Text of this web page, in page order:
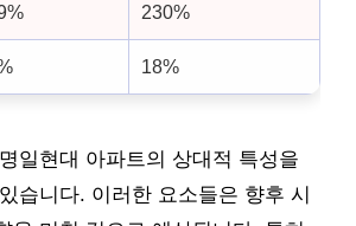
230%
18%
일현대 아파트의 상대적 특성을
습니다. 이러한 요소들은 향후 시